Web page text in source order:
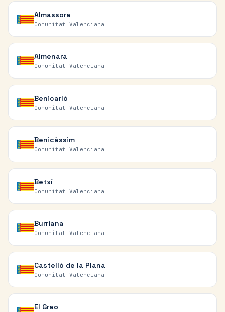
Almassora
Comunitat Valenciana
Almenara
Comunitat Valenciana
Benicarló
Comunitat Valenciana
Benicàssim
Comunitat Valenciana
Betxí
Comunitat Valenciana
Burriana
Comunitat Valenciana
Castelló de la Plana
Comunitat Valenciana
El Grao